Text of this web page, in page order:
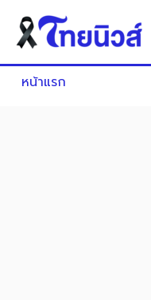
หน้าแรก